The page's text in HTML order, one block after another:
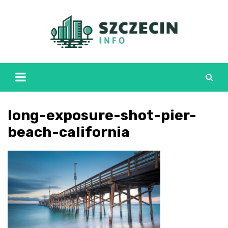
long-exposure-shot-pier-
beach-california